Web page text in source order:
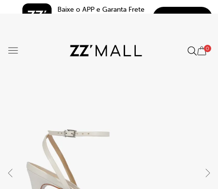
Baixe o APP e Garanta Frete
0